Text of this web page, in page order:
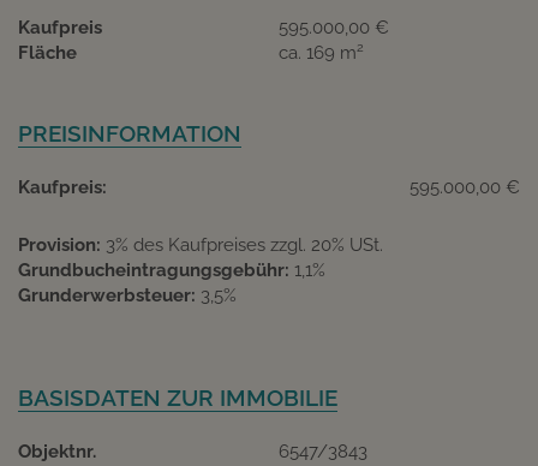
Kaufpreis
595.000,00 €
Fläche
ca. 169 m2
PREISINFORMATION
Kaufpreis: 595.000,00 €
Provision: 3% des Kaufpreises zzgl. 20% USt.
Grundbucheintragungsgebühr: 1,1%
Grunderwerbsteuer: 3,5%
BASISDATEN ZUR IMMOBILIE
Objektnr.
6547/3843